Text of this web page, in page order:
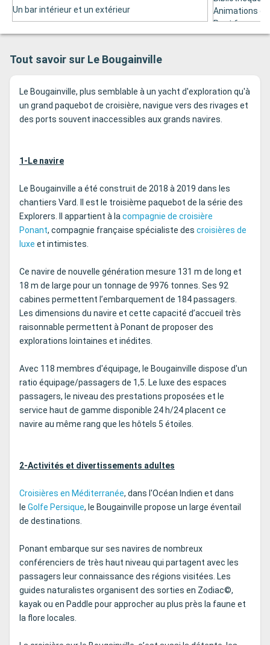
Un bar intérieur et un extérieur
Animations
Pont 6
Tout savoir sur Le Bougainville
Le Bougainville, plus semblable à un yacht d'exploration qu'à
un grand paquebot de croisière, navigue vers des rivages et
des ports souvent inaccessibles aux grands navires.
1-Le navire
Le Bougainville a été construit de 2018 à 2019 dans les
chantiers Vard. Il est le troisième paquebot de la série des
Explorers. Il appartient à lacompagnie de croisière
Ponant, compagnie française spécialiste des croisières de
luxe et intimistes.
Ce navire de nouvelle génération mesure 131 m de long et
18 m de large pour un tonnage de 9976 tonnes. Ses 92
cabines permettent l’embarquement de 184 passagers.
Les dimensions du navire et cette capacité d’accueil très
raisonnable permettent à Ponant de proposer des
explorations lointaines et inédites.
Avec 118 membres d'équipage, le Bougainville dispose d'un
ratio équipage/passagers de 1,5. Le luxe des espaces
passagers, le niveau des prestations proposées et le
service haut de gamme disponible 24 h/24 placent ce
navire au même rang que les hôtels 5 étoiles.
2-Activités et divertissements adultes
Croisières en Méditerranée, dans l'Océan Indien et dans
le Golfe Persique, le Bougainville propose un large éventail
de destinations.
Ponant embarque sur ses navires de nombreux
conférenciers de très haut niveau qui partagent avec les
passagers leur connaissance des régions visitées. Les
guides naturalistes organisent des sorties en Zodiac©,
kayak ou en Paddle pour approcher au plus près la faune et
la flore locales.